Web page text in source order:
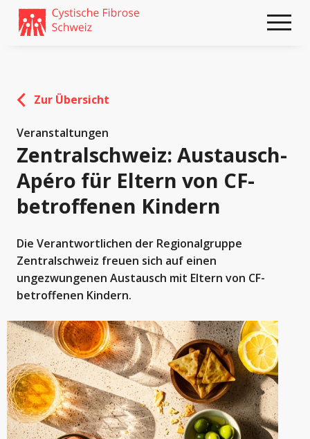
Weiter
zum
skip
Zur Übersicht
Veranstaltungen
Zentralschweiz: Austausch-
Apéro für Eltern von CF-
betroffenen Kindern
Die Verantwortlichen der Regionalgruppe
Zentralschweiz freuen sich auf einen
ungezwungenen Austausch mit Eltern von CF-
betroffenen Kindern.